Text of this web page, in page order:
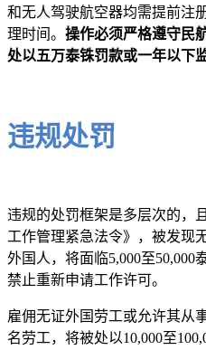
和无人驾驶航空器均需提前注
理时间。 操作必须严格遵守民
处以五万泰铢罚款或一年以下监
违规处罚
违规的处罚框架是多层次的，
工作管理紧急法令》，被发现
外国人，将面临5,000至50,000
禁止重新申请工作许可。
雇佣无证外国劳工或允许其从
名劳工，将被处以10,000至